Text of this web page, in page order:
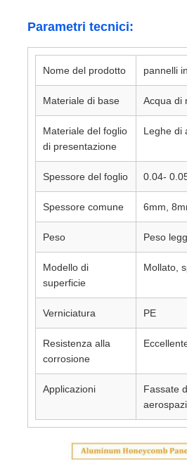
foglio di alluminio stratificato
Pannelli a nido d'ape in
Parametri tecnici:
Nome del prodotto pannelli
Materiale di base Acqua di
Materiale del foglio
di presentazione
Leghe di
Spessore del foglio 0.04-
Spessore comune 6mm,
Peso Peso
Modello di
superficie
Mollato,
Verniciatura PE
Resistenza alla
corrosione
Applicazioni
Fassate